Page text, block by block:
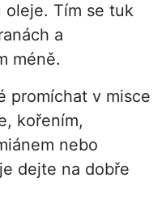
Tím se tuk
a
méně.
promíchat v misce
kořením,
nebo
dejte na dobře